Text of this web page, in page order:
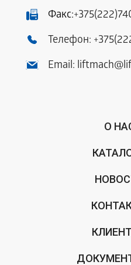
Факс:
Телефон:
Email:
О